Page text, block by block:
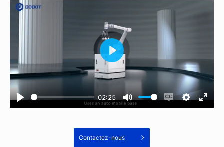
02:25
Contactez-nous